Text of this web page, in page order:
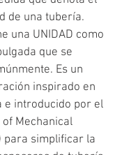
de una tubería.
una UNIDAD como
que se
Es un
inspirado en
e introducido por el
Mechanical
para simplificar la